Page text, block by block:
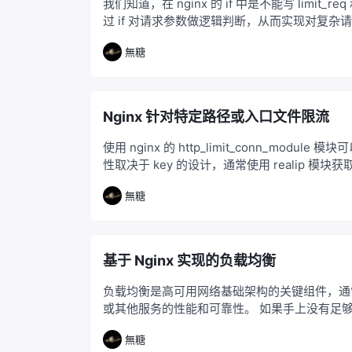
我们知道，在 nginx 的 if 中是不能写
过 if 对请求参数做逻辑判断，从而实现对复杂
無糖
Nginx 针对特定路径或入口文件限流
使用 nginx 的 http_limit_conn_module 模块
性取决于 key 的设计，通常使用 realip 模块获
無糖
基于 Nginx 实现的负载均衡
负载均衡是高可用网络基础架构的关键组件，
或其他服务的性能和可靠性。 如果手上没有足
無糖